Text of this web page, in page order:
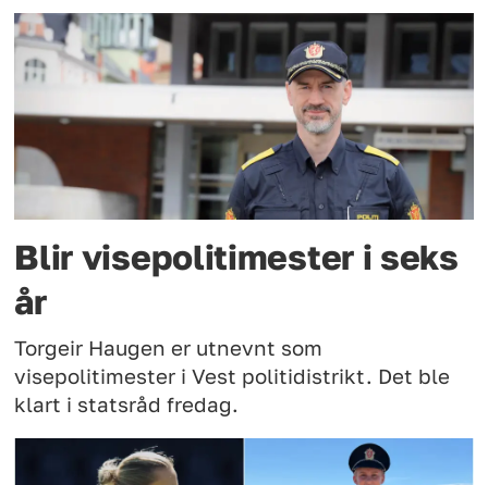
Blir visepolitimester i seks
år
Torgeir Haugen er utnevnt som
visepolitimester i Vest politidistrikt. Det ble
klart i statsråd fredag.